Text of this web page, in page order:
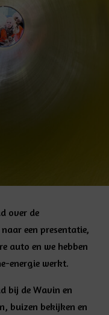
over de
een presentatie,
auto en we hebben
energie werkt.
bij de Wavin en
buizen bekijken en